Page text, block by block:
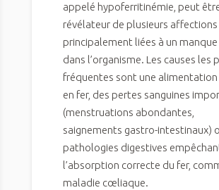
appelé hypoferritinémie, peut
révélateur de plusieurs affections
principalement liées à un
dans l’organisme. Les causes les
fréquentes sont une alimentation
en fer, des pertes sanguines
(menstruations abondantes,
saignements gastro-intestinaux)
pathologies digestives
l’absorption correcte du fer,
maladie cœliaque.